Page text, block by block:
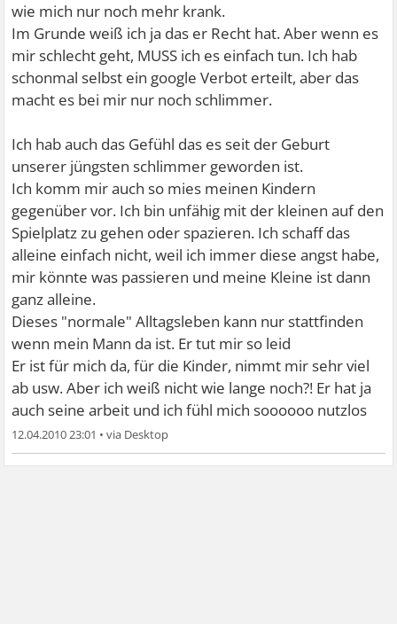
wie mich nur noch mehr krank.
Im Grunde weiß ich ja das er Recht hat. Aber wenn es
mir schlecht geht, MUSS ich es einfach tun. Ich hab
schonmal selbst ein google Verbot erteilt, aber das
macht es bei mir nur noch schlimmer.
Ich hab auch das Gefühl das es seit der Geburt
unserer jüngsten schlimmer geworden ist.
Ich komm mir auch so mies meinen Kindern
gegenüber vor. Ich bin unfähig mit der kleinen auf den
Spielplatz zu gehen oder spazieren. Ich schaff das
alleine einfach nicht, weil ich immer diese angst habe,
mir könnte was passieren und meine Kleine ist dann
ganz alleine.
Dieses "normale" Alltagsleben kann nur stattfinden
wenn mein Mann da ist. Er tut mir so leid
Er ist für mich da, für die Kinder, nimmt mir sehr viel
ab usw. Aber ich weiß nicht wie lange noch?! Er hat ja
auch seine arbeit und ich fühl mich soooooo nutzlos
12.04.2010 23:01 •